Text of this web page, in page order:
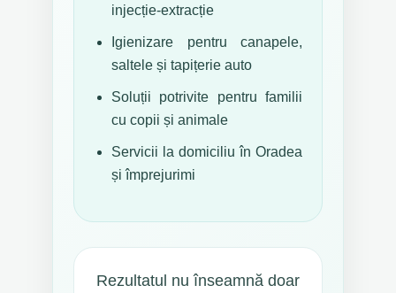
injecție-extracție
Igienizare pentru canapele,
saltele și tapițerie auto
Soluții potrivite pentru familii
cu copii și animale
Servicii la domiciliu în Oradea
și împrejurimi
Rezultatul nu înseamnă doar